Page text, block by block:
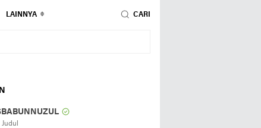
LAINNYA CARI
Judul